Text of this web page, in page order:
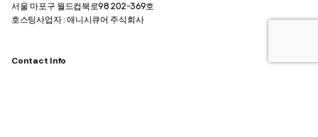
서울 마포구 월드컵북로98 202-369호
호스팅사업자 : 애니시큐어 주식회사
Contact Info